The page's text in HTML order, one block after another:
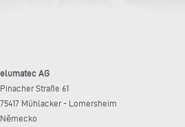
elumatec AG
Pinacher Straße 61
75417 Mühlacker - Lomersheim
Německo